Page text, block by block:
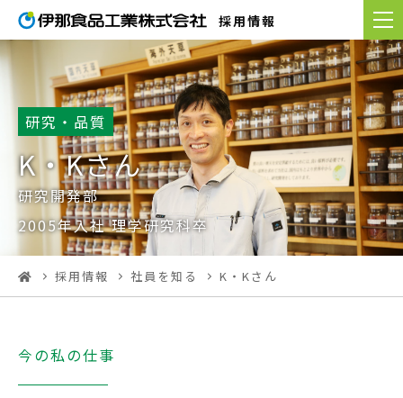
採用情報
研究・品質
K・Kさん
研究開発部
2005年入社 理学研究科卒
採用情報 社員を知る K・Kさん
今の私の仕事